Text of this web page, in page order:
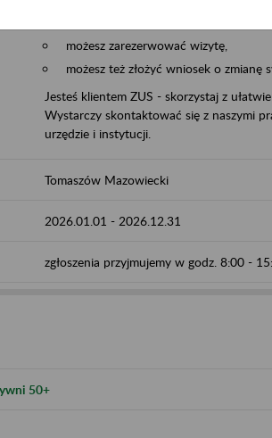
masz dostęp m.in. do formularza
do formularza PIT 40A, czyli
możesz zarezerwować wizytę,
możesz też złożyć wniosek o zmianę
Jesteś klientem ZUS - skorzystaj z
Wystarczy skontaktować się z naszymi
urzędzie i instytucji.
Tomaszów Mazowiecki
2026.01.01 - 2026.12.31
zgłoszenia przyjmujemy w godz. 8:00 -
50+